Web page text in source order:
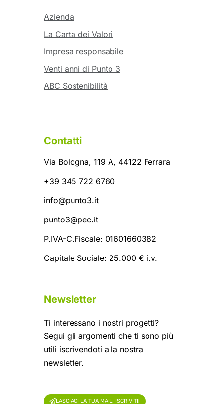
Azienda
La Carta dei Valori
Impresa responsabile
Venti anni di Punto 3
ABC Sostenibilità
Contatti
Via Bologna, 119 A, 44122 Ferrara
+39 345 722 6760
info@punto3.it
punto3@pec.it
P.IVA-C.Fiscale: 01601660382
Capitale Sociale: 25.000 € i.v.
Newsletter
Ti interessano i nostri progetti?
Segui gli argomenti che ti sono più
utili iscrivendoti alla nostra
newsletter.
LASCIACI LA TUA MAIL, ISCRIVITI!